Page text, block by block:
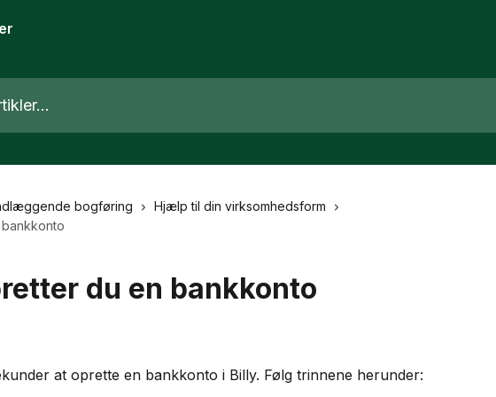
bogføring
Hjælp til din virksomhedsform
du en bankkonto
at oprette en bankkonto i Billy. Følg trinnene herunder: